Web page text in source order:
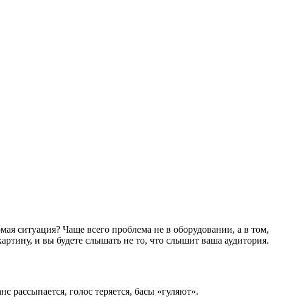
ситуация? Чаще всего проблема не в оборудовании, а в том,
и вы будете слышать не то, что слышит ваша аудитория.
голос теряется, басы «гуляют».